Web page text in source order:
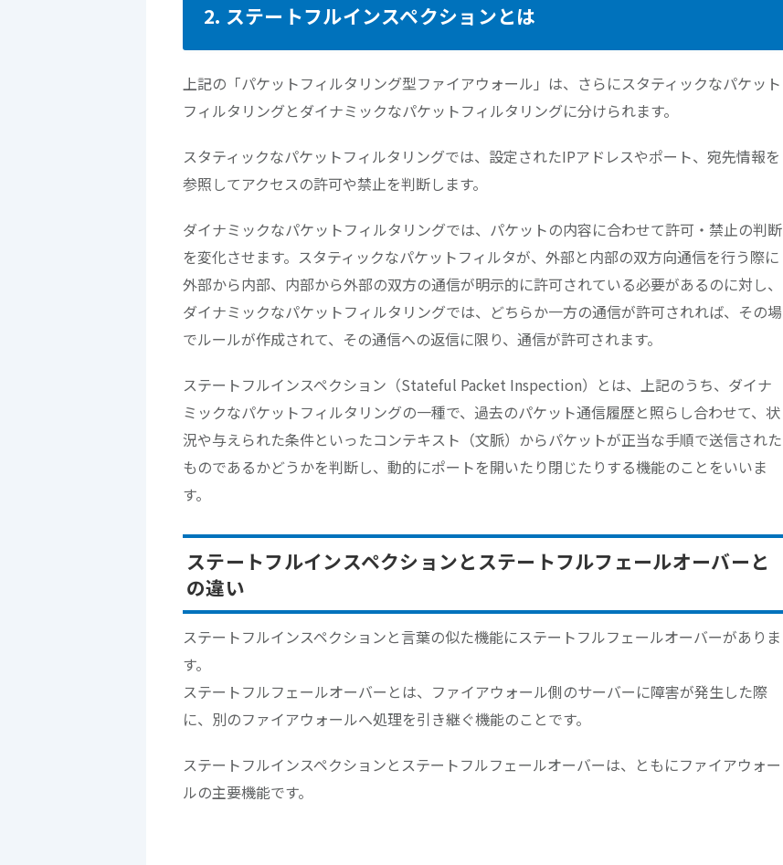
2. ステートフルインスペクションとは
上記の「パケットフィルタリング型ファイアウォール」は、さらにスタティックなパケット
フィルタリングとダイナミックなパケットフィルタリングに分けられます。
スタティックなパケットフィルタリングでは、設定されたIPアドレスやポート、宛先情報を
参照してアクセスの許可や禁止を判断します。
ダイナミックなパケットフィルタリングでは、パケットの内容に合わせて許可・禁止の判断
を変化させます。スタティックなパケットフィルタが、外部と内部の双方向通信を行う際に
外部から内部、内部から外部の双方の通信が明示的に許可されている必要があるのに対し、
ダイナミックなパケットフィルタリングでは、どちらか一方の通信が許可されれば、その場
でルールが作成されて、その通信への返信に限り、通信が許可されます。
ステートフルインスペクション（Stateful Packet Inspection）とは、上記のうち、ダイナ
ミックなパケットフィルタリングの一種で、過去のパケット通信履歴と照らし合わせて、状
況や与えられた条件といったコンテキスト（文脈）からパケットが正当な手順で送信された
ものであるかどうかを判断し、動的にポートを開いたり閉じたりする機能のことをいいま
す。
ステートフルインスペクションとステートフルフェールオーバーと
の違い
ステートフルインスペクションと言葉の似た機能にステートフルフェールオーバーがありま
す。
ステートフルフェールオーバーとは、ファイアウォール側のサーバーに障害が発生した際
に、別のファイアウォールへ処理を引き継ぐ機能のことです。
ステートフルインスペクションとステートフルフェールオーバーは、ともにファイアウォー
ルの主要機能です。